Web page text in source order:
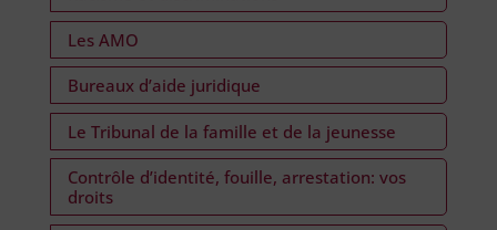
Les AMO
Bureaux d’aide juridique
Le Tribunal de la famille et de la jeunesse
Contrôle d’identité, fouille, arrestation: vos
droits